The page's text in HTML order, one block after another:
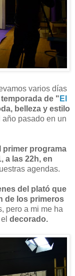
varios días
de " El
belleza y estilo
pasado en un
primer programa
a las 22h, en
agendas.
del plató que
de los primeros
pero a mi me ha
decorado.